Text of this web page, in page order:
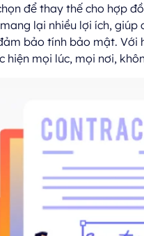
để thay thế cho hợp
lại nhiều lợi ích,
bảo tính bảo mật. Với
hiện mọi lúc, mọi nơi,